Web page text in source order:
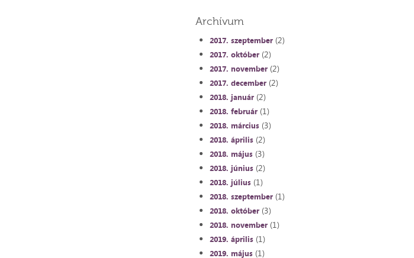
Archívum
2017. szeptember (2)
2017. október (2)
2017. november (2)
2017. december (2)
2018. január (2)
2018. február (1)
2018. március (3)
2018. április (2)
2018. május (3)
2018. június (2)
2018. július (1)
2018. szeptember (1)
2018. október (3)
2018. november (1)
2019. április (1)
2019. május (1)